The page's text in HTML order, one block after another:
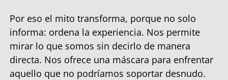
Por eso el mito transforma, porque no solo
informa: ordena la experiencia. Nos permite
mirar lo que somos sin decirlo de manera
directa. Nos ofrece una máscara para enfrentar
aquello que no podríamos soportar desnudo.